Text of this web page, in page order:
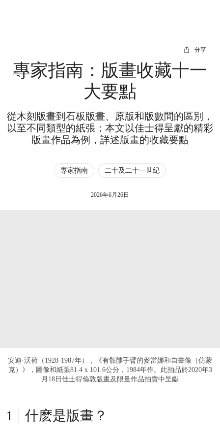
分享
專家指南：版畫收藏十一
大要點
從木刻版畫到石板版畫、原版和版數間的區別，
以至不同類型的紙張；本文以佳士得呈獻的精彩
版畫作品為例，詳述版畫的收藏要點
專家指南 二十及二十一世紀
2026年6月26日
安迪·沃荷（1928-1987年），《有骷髏手臂的麥當娜和自畫像（仿蒙
克）》，圖像和紙張81.4 x 101.6公分，1984年作。此拍品於2020年3
月18日佳士得倫敦版畫及限量作品拍賣中呈獻
什麽是版畫？